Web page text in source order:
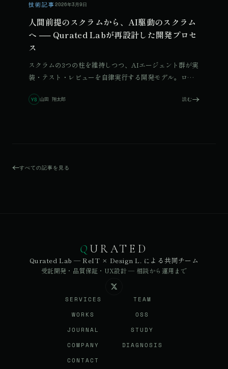
技術記事2026年3月9日
人間前提のスクラムから、AI駆動のスクラム
へ ── Qurated Labが再設計した開発プロセ
ス
スクラムの3つの柱を維持しつつ、AIエージェント群が実
装・テスト・レビューを自律実行する開発モデル。ロー
像を従来比較で解説。
YS 山田 翔太郎 読む
すべての記事を見る
Q URATED
Qurated Lab — ReIT × Design L. による共同チーム
受託開発・品質保証・UX設計 — 相談から運用まで
SERVICES
TEAM
WORKS
OSS
JOURNAL
STUDY
COMPANY
DIAGNOSIS
CONTACT